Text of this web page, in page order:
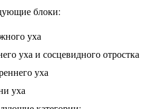
блоки:
уха
уха и сосцевидного отростка
уха
уха